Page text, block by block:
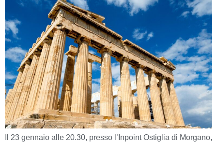
Il 23 gennaio alle 20.30, presso l’Inpoint Ostiglia di Morgano,